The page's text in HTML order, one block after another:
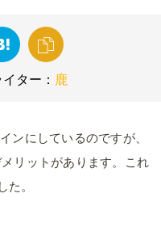
イター： 鹿
ンにしているのですが、
リットがあります。これ
た。